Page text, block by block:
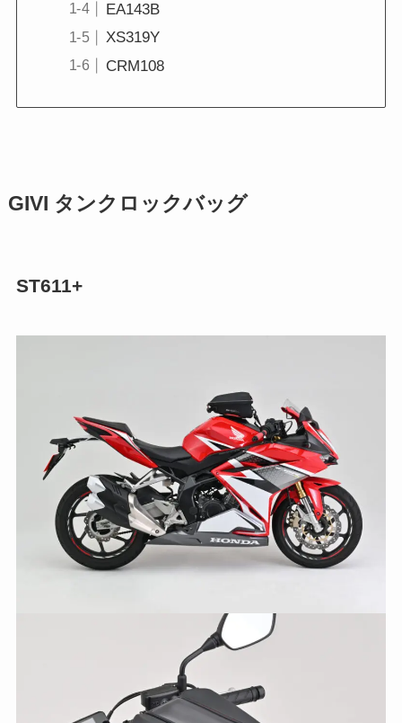
EA143B
XS319Y
CRM108
GIVI タンクロックバッグ
ST611+